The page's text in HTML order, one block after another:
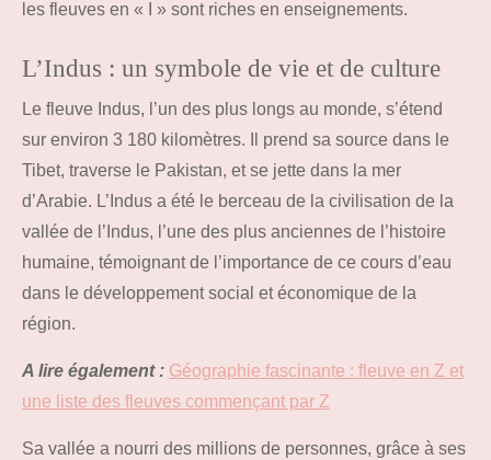
les fleuves en « I » sont riches en enseignements.
L’Indus : un symbole de vie et de culture
Le fleuve Indus, l’un des plus longs au monde, s’étend
sur environ 3 180 kilomètres. Il prend sa source dans le
Tibet, traverse le Pakistan, et se jette dans la mer
d’Arabie. L’Indus a été le berceau de la civilisation de la
vallée de l’Indus, l’une des plus anciennes de l’histoire
humaine, témoignant de l’importance de ce cours d’eau
dans le développement social et économique de la
région.
A lire également : Géographie fascinante : fleuve en Z et
une liste des fleuves commençant par Z
Sa vallée a nourri des millions de personnes, grâce à ses